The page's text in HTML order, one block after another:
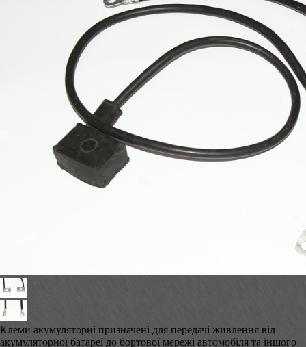
Клеми акумуляторні призначені для передачі живлення від
акумуляторної батареї до бортової мережі автомобіля та іншого